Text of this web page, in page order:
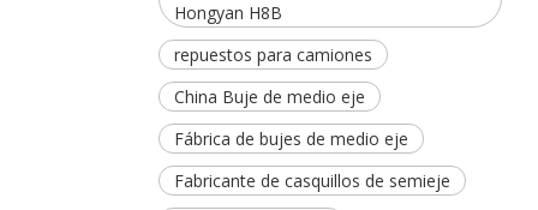
Hongyan H8B
repuestos para camiones
China Buje de medio eje
Fábrica de bujes de medio eje
Fabricante de casquillos de semieje